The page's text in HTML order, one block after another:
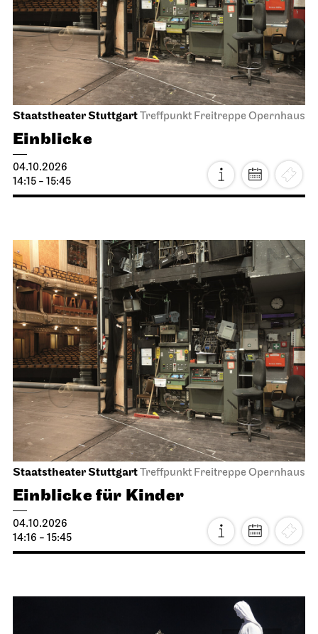
Staatstheater StuttgartTreffpunkt Freitreppe Opernhaus
Einblicke
04.10.2026
14:15 - 15:45
Staatstheater StuttgartTreffpunkt Freitreppe Opernhaus
Einblicke für Kinder
04.10.2026
14:16 - 15:45